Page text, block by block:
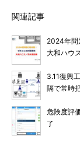
関連記事
2024年問
大和ハウ
3.11復興
隔で常時
危険度評
了